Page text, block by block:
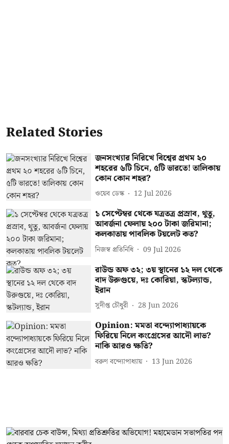
Related Stories
জনসংখ্যার নিরিখে বিশ্বের প্রথম ২০
শহরের ৬টি চিনে, ৫টি ভারতে! তালিকায়
কোন কোন শহর?
ওয়েব ডেস্ক 12 Jul 2026
১ সেপ্টেম্বর থেকে যত্রতত্র প্রস্রাব, থুতু,
আবর্জনা ফেলায় ২০০ টাকা জরিমানা;
কলকাতায় পাবলিক টয়লেট কত?
নিজস্ব প্রতিনিধি 09 Jul 2026
রাউন্ড অফ ৩২; ৩য় স্থানের ১২ দল থেকে
বাদ উরুগুয়ে, দঃ কোরিয়া, স্কটল্যান্ড,
ইরান
সুদীপ্ত চৌধুরী 28 Jun 2026
Opinion: মমতা বন্দ্যোপাধ্যায়কে
ফিরিয়ে নিলে কংগ্রেসের আদৌ লাভ?
নাকি আরও ক্ষতি?
বরুণ বন্দ্যোপাধ্যায় 13 Jun 2026